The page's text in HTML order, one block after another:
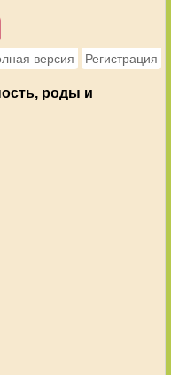
версия Регистрация
роды и